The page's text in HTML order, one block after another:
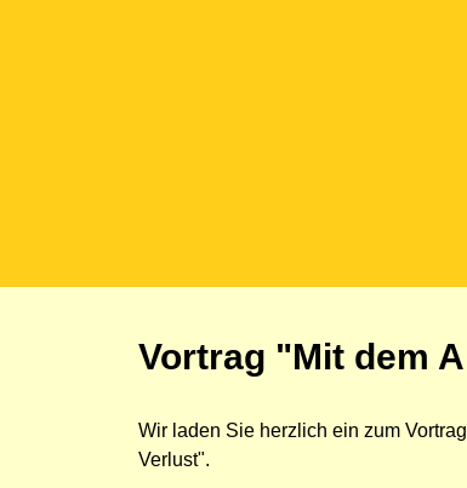
Vortrag "Mit dem
Wir laden Sie herzlich ein zum
Verlust".